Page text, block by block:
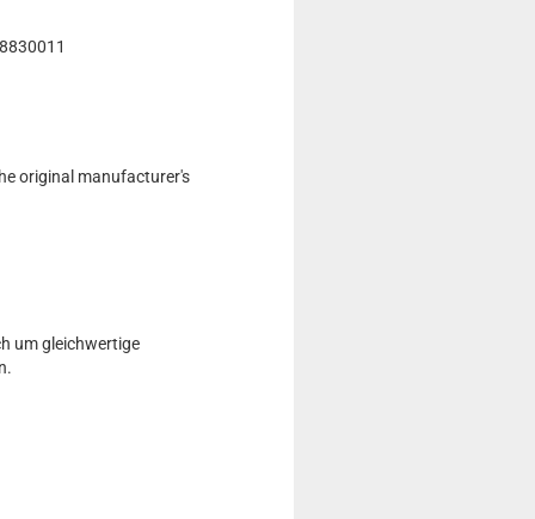
original manufacturer's
um gleichwertige